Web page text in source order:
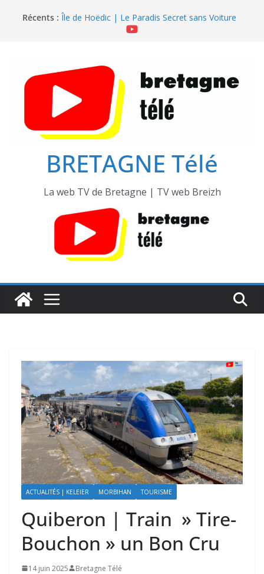
Récents : Île de Hoëdic | Le Beau Fort
Île de Hoëdic | Le Paradis Secret sans Voiture
BRETAGNE Télé
La web TV de Bretagne | TV web Breizh
ACTUALITÉS | KELEIER MORBIHAN TOURISME
Quiberon | Train » Tire-
Bouchon » un Bon Cru
14 juin 2025 Bretagne Télé